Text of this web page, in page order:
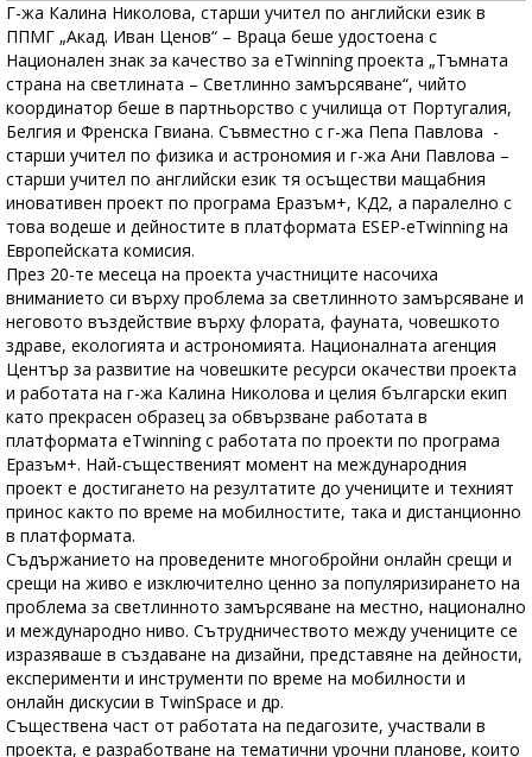
Г-жа Калина Николова, старши учител по английски език в
ППМГ „Акад. Иван Ценов“ – Враца беше удостоена с
Национален знак за качество за eTwinning проекта „Тъмната
страна на светлината – Светлинно замърсяване“, чийто
координатор беше в партньорство с училища от Португалия,
Белгия и Френска Гвиана. Съвместно с г-жа Пепа Павлова -
старши учител по физика и астрономия и г-жа Ани Павлова –
старши учител по английски език тя осъществи мащабния
иновативен проект по програма Еразъм+, КД2, а паралелно с
това водеше и дейностите в платформата ESEP-eTwinning на
Европейската комисия.
През 20-те месеца на проекта участниците насочиха
вниманието си върху проблема за светлинното замърсяване и
неговото въздействие върху флората, фауната, човешкото
здраве, екологията и астрономията. Националната агенция
Център за развитие на човешките ресурси окачестви проекта
и работата на г-жа Калина Николова и целия български екип
като прекрасен образец за обвързване работата в
платформата eTwinning с работата по проекти по програма
Еразъм+. Най-същественият момент на международния
проект е достигането на резултатите до учениците и техният
принос както по време на мобилностите, така и дистанционно
в платформата.
Съдържанието на проведените многобройни онлайн срещи и
срещи на живо е изключително ценно за популяризирането на
проблема за светлинното замърсяване на местно, национално
и международно ниво. Сътрудничеството между учениците се
изразяваше в създаване на дизайни, представяне на дейности,
експерименти и инструменти по време на мобилности и
онлайн дискусии в TwinSpace и др.
Съществена част от работата на педагозите, участвали в
проекта, е разработване на тематични урочни планове, които